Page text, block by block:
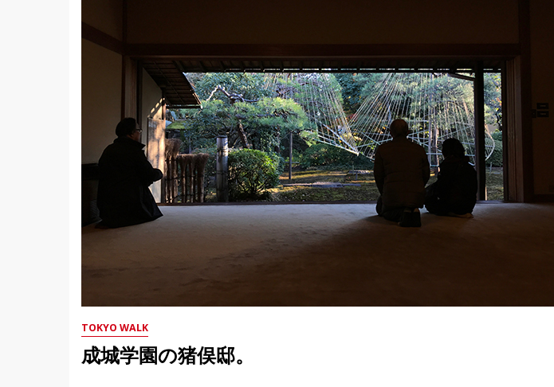
TOKYO WALK
成城学園の猪俣邸。